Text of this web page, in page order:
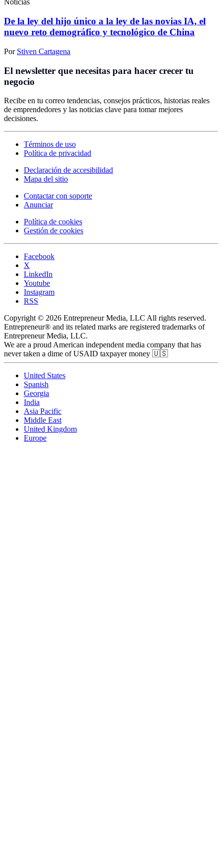
Noticias
De la ley del hijo único a la ley de las novias IA, el
nuevo reto demográfico y tecnológico de China
Por Stiven Cartagena
El newsletter que necesitas para hacer crecer tu
negocio
Recibe en tu correo tendencias, consejos prácticos, historias reales
de emprendedores y las noticias clave para tomar mejores
decisiones.
Términos de uso
Política de privacidad
Declaración de accesibilidad
Mapa del sitio
Contactar con soporte
Anunciar
Política de cookies
Gestión de cookies
Facebook
X
LinkedIn
Youtube
Instagram
RSS
Copyright © 2026 Entrepreneur Media, LLC All rights reserved.
Entrepreneur® and its related marks are registered trademarks of
Entrepreneur Media, LLC.
We are a proud American independent media company that has
never taken a dime of USAID taxpayer money 🇺🇸
United States
Spanish
Georgia
India
Asia Pacific
Middle East
United Kingdom
Europe